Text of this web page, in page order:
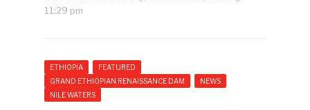
11:29 pm
ETHIOPIA
FEATURED
GRAND ETHIOPIAN RENAISSANCE DAM
NEWS
NILE WATERS